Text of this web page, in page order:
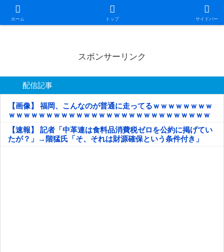
ホーム トップ サイドバー
日本第一！ニュース録
スポンサーリンク
配信記事
【画像】 福岡、こんなのが普通に走ってるｗｗｗｗｗｗｗｗ
ｗｗｗｗｗｗｗｗｗｗｗｗｗｗｗｗｗｗｗｗｗｗｗｗｗｗｗ
ｗｗｗｗｗ
【速報】 記者「中革連は食料品消費税ゼロを公約に掲げてい
たが？」→階猛氏「そ、それは財源確保という条件付き」